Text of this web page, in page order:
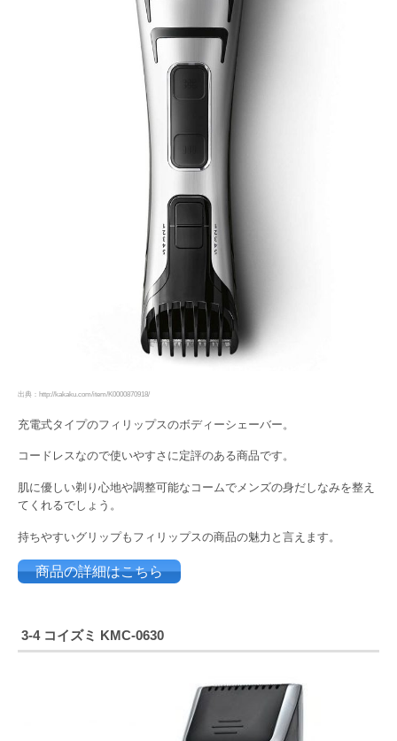
出典：http://kakaku.com/item/K0000870918/
充電式タイプのフィリップスのボディーシェーバー。
コードレスなので使いやすさに定評のある商品です。
肌に優しい剃り心地や調整可能なコームでメンズの身だしなみを整え
てくれるでしょう。
持ちやすいグリップもフィリップスの商品の魅力と言えます。
商品の詳細はこちら
3-4 コイズミ KMC-0630